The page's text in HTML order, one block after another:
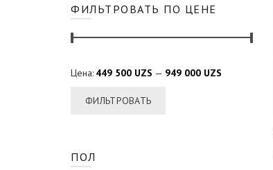
ФИЛЬТРОВАТЬ ПО ЦЕНЕ
ФИЛЬТРОВАТЬ
Цена: 449 500 UZS — 949 000 UZS
ПОЛ